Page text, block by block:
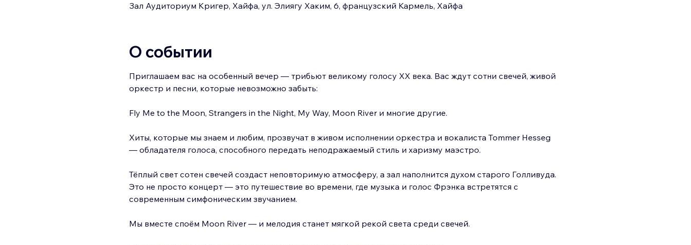
Зал Аудиториум Кригер, Хайфа, ул. Элиягу Хаким, 6, французский Кармель, Хайфа
О событии
Приглашаем вас на особенный вечер — трибьют великому голосу ХХ века. Вас ждут сотни свечей, живой
оркестр и песни, которые невозможно забыть:
Fly Me to the Moon, Strangers in the Night, My Way, Moon River и многие другие.
Хиты, которые мы знаем и любим, прозвучат в живом исполнении оркестра и вокалиста Tommer Hesseg
— обладателя голоса, способного передать неподражаемый стиль и харизму маэстро.
Тёплый свет сотен свечей создаст неповторимую атмосферу, а зал наполнится духом старого Голливуда.
Это не просто концерт — это путешествие во времени, где музыка и голос Фрэнка встретятся с
современным симфоническим звучанием.
Мы вместе споём Moon River — и мелодия станет мягкой рекой света среди свечей.